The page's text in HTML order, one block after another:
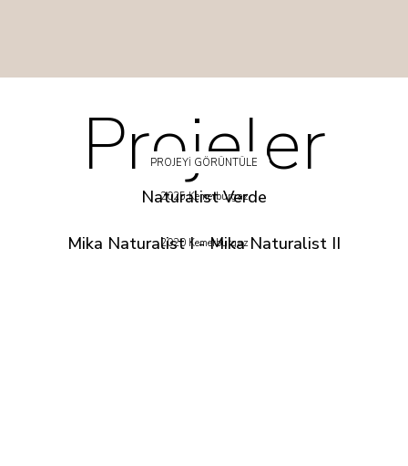
Projeler
Naturalist Verde
2025 Kemerburgaz
PROJEYİ GÖRÜNTÜLE
Mika Naturalist I - Mika Naturalist II
2020 Kemerburgaz